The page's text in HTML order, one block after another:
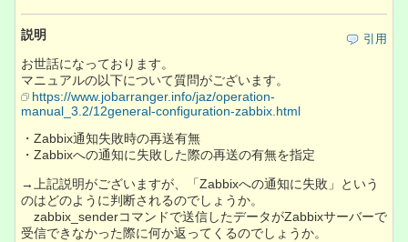
引用
説明
お世話になっております。
マニュアルの以下について質問がございます。
https://www.jobarranger.info/jaz/operation-
manual_3.2/12general-configuration-zabbix.html
・Zabbix通知失敗時の再送有無
・Zabbixへの通知に失敗した際の再送の有無を指定
→上記説明がございますが、「Zabbixへの通知に失敗」という
のはどのように判断されるのでしょうか。
zabbix_senderコマンドで送信したデータがZabbixサーバーで
受信できなかった際に何か返ってくるのでしょうか。